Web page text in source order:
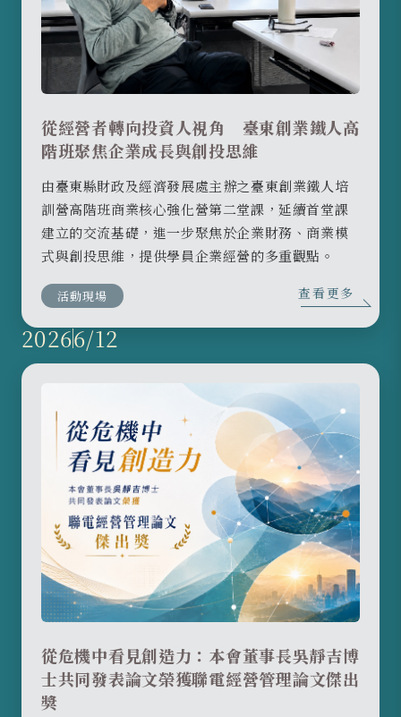
從經營者轉向投資人視角 臺東創業鐵人高
階班聚焦企業成長與創投思維
由臺東縣財政及經濟發展處主辦之臺東創業鐵人培
訓營高階班商業核心強化營第二堂課，延續首堂課
建立的交流基礎，進一步聚焦於企業財務、商業模
式與創投思維，提供學員企業經營的多重觀點。
活動現場 查看更多
20266/12
從危機中看見創造力：本會董事長吳靜吉博
士共同發表論文榮獲聯電經營管理論文傑出
獎